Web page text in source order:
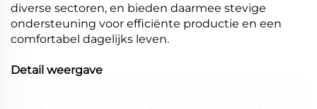
diverse sectoren, en bieden daarmee stevige
ondersteuning voor efficiënte productie en een
comfortabel dagelijks leven.
Detail weergave